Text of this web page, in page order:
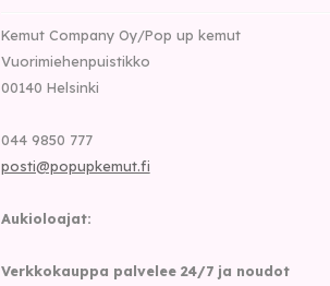
Kemut Company Oy/Pop up kemut
Vuorimiehenpuistikko
00140 Helsinki
044 9850 777
posti@popupkemut.fi
Aukioloajat:
Verkkokauppa palvelee 24/7 ja noudot